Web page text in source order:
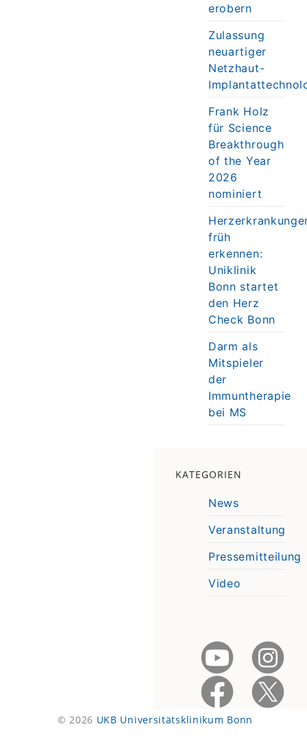
erobern
Zulassung
neuartiger
Netzhaut-
Frank Holz
für Science
Breakthrough
of the Year
2026
nominiert
früh
erkennen:
Uniklinik
Bonn startet
den Herz
Check Bonn
Darm als
Mitspieler
der
Immuntherapie
bei MS
KATEGORIEN
News
Veranstaltung
Pressemitteilung
Video
© 2026 UKB Universitätsklinikum Bonn